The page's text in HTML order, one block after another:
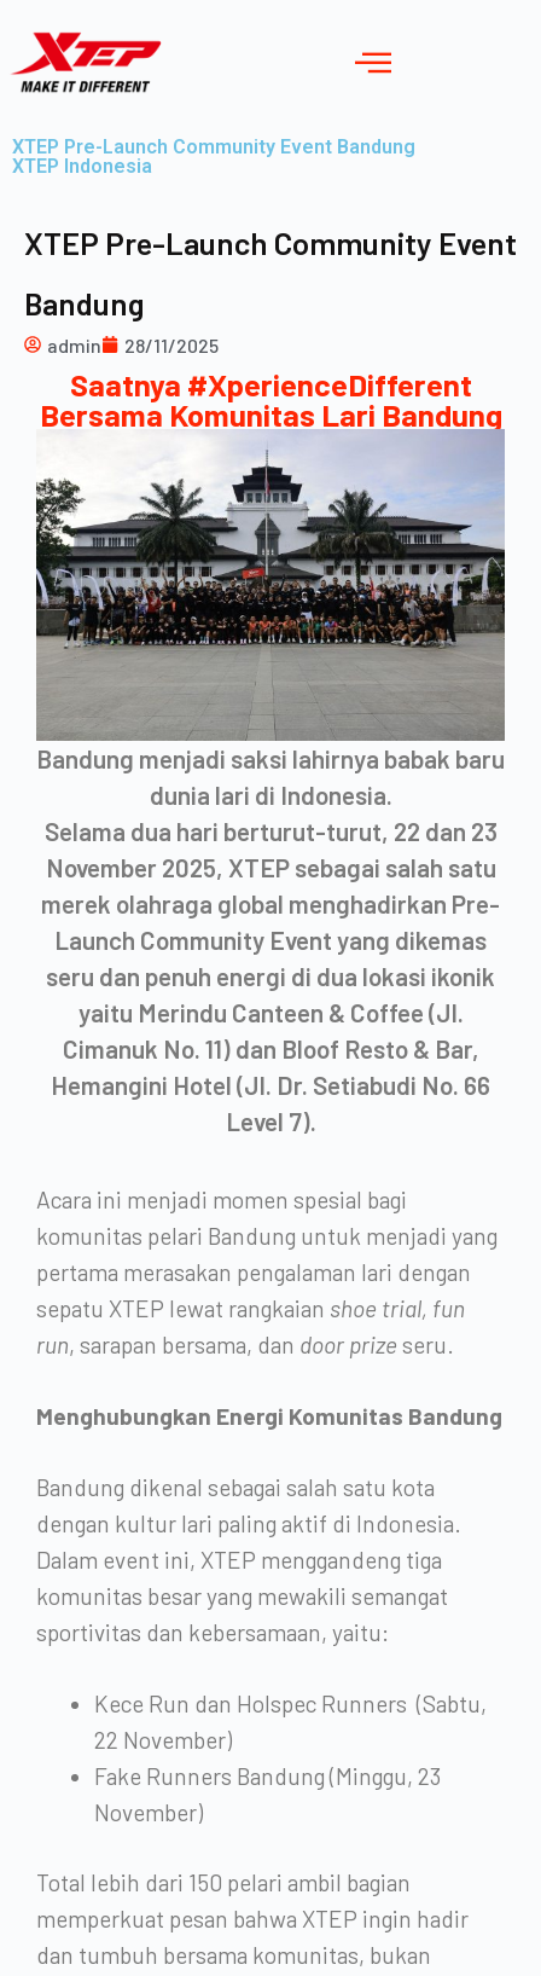
XTEP Pre-Launch Community Event Bandung
XTEP Indonesia
XTEP Pre-Launch Community Event
Bandung
admin 28/11/2025
Saatnya #XperienceDifferent
Bersama Komunitas Lari Bandung
Bandung menjadi saksi lahirnya babak baru
dunia lari di Indonesia.
Selama dua hari berturut-turut, 22 dan 23
November 2025, XTEP sebagai salah satu
merek olahraga global menghadirkan Pre-
Launch Community Event yang dikemas
seru dan penuh energi di dua lokasi ikonik
yaitu Merindu Canteen & Coffee (Jl.
Cimanuk No. 11) dan Bloof Resto & Bar,
Hemangini Hotel (Jl. Dr. Setiabudi No. 66
Level 7).
Acara ini menjadi momen spesial bagi
komunitas pelari Bandung untuk menjadi yang
pertama merasakan pengalaman lari dengan
sepatu XTEP lewat rangkaian shoe trial, fun
run, sarapan bersama, dan door prize seru.
Menghubungkan Energi Komunitas Bandung
Bandung dikenal sebagai salah satu kota
dengan kultur lari paling aktif di Indonesia.
Dalam event ini, XTEP menggandeng tiga
komunitas besar yang mewakili semangat
sportivitas dan kebersamaan, yaitu:
Kece Run dan Holspec Runners (Sabtu,
22 November)
Fake Runners Bandung (Minggu, 23
November)
Total lebih dari 150 pelari ambil bagian
memperkuat pesan bahwa XTEP ingin hadir
dan tumbuh bersama komunitas, bukan